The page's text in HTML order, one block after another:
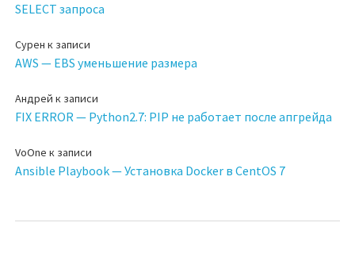
SELECT запроса
Сурен к записи
AWS — EBS уменьшение размера
Андрей к записи
FIX ERROR — Python2.7: PIP не работает после апгрейда
VoOne к записи
Ansible Playbook — Установка Docker в CentOS 7